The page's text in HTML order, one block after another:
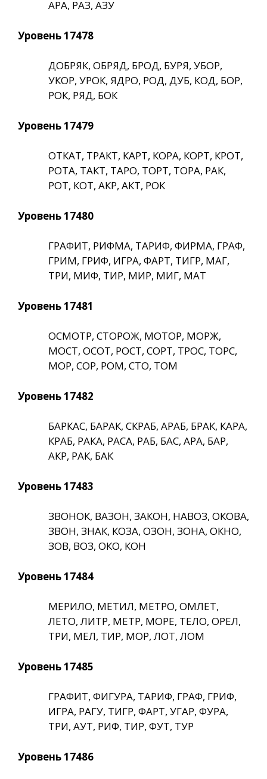
АРА, РАЗ, АЗУ
Уровень 17478
ДОБРЯК, ОБРЯД, БРОД, БУРЯ, УБОР,
УКОР, УРОК, ЯДРО, РОД, ДУБ, КОД, БОР,
РОК, РЯД, БОК
Уровень 17479
ОТКАТ, ТРАКТ, КАРТ, КОРА, КОРТ, КРОТ,
РОТА, ТАКТ, ТАРО, ТОРТ, ТОРА, РАК,
РОТ, КОТ, АКР, АКТ, РОК
Уровень 17480
ГРАФИТ, РИФМА, ТАРИФ, ФИРМА, ГРАФ,
ГРИМ, ГРИФ, ИГРА, ФАРТ, ТИГР, МАГ,
ТРИ, МИФ, ТИР, МИР, МИГ, МАТ
Уровень 17481
ОСМОТР, СТОРОЖ, МОТОР, МОРЖ,
МОСТ, ОСОТ, РОСТ, СОРТ, ТРОС, ТОРС,
МОР, СОР, РОМ, СТО, ТОМ
Уровень 17482
БАРКАС, БАРАК, СКРАБ, АРАБ, БРАК, КАРА,
КРАБ, РАКА, РАСА, РАБ, БАС, АРА, БАР,
АКР, РАК, БАК
Уровень 17483
ЗВОНОК, ВАЗОН, ЗАКОН, НАВОЗ, ОКОВА,
ЗВОН, ЗНАК, КОЗА, ОЗОН, ЗОНА, ОКНО,
ЗОВ, ВОЗ, ОКО, КОН
Уровень 17484
МЕРИЛО, МЕТИЛ, МЕТРО, ОМЛЕТ,
ЛЕТО, ЛИТР, МЕТР, МОРЕ, ТЕЛО, ОРЕЛ,
ТРИ, МЕЛ, ТИР, МОР, ЛОТ, ЛОМ
Уровень 17485
ГРАФИТ, ФИГУРА, ТАРИФ, ГРАФ, ГРИФ,
ИГРА, РАГУ, ТИГР, ФАРТ, УГАР, ФУРА,
ТРИ, АУТ, РИФ, ТИР, ФУТ, ТУР
Уровень 17486